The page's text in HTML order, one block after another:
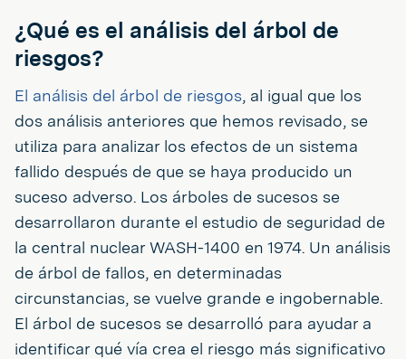
¿Qué es el análisis del árbol de
riesgos?
El análisis del árbol de riesgos, al igual que los
dos análisis anteriores que hemos revisado, se
utiliza para analizar los efectos de un sistema
fallido después de que se haya producido un
suceso adverso. Los árboles de sucesos se
desarrollaron durante el estudio de seguridad de
la central nuclear WASH-1400 en 1974. Un análisis
de árbol de fallos, en determinadas
circunstancias, se vuelve grande e ingobernable.
El árbol de sucesos se desarrolló para ayudar a
identificar qué vía crea el riesgo más significativo